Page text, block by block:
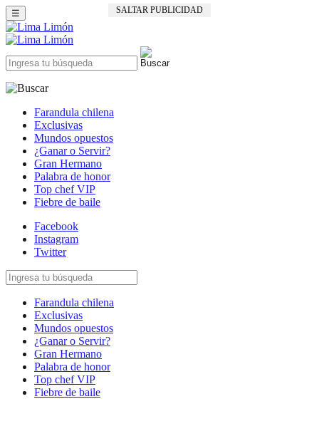
SALTAR PUBLICIDAD
☰
Farandula chilena
Exclusivas
Mundos opuestos
¿Ganar o Servir?
Gran Hermano
Palabra de honor
Top chef VIP
Fiebre de baile
Facebook
Instagram
Twitter
Farandula chilena
Exclusivas
Mundos opuestos
¿Ganar o Servir?
Gran Hermano
Palabra de honor
Top chef VIP
Fiebre de baile